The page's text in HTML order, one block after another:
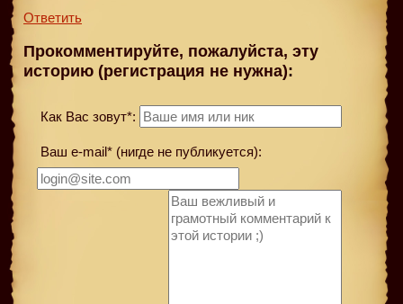
Ответить
Прокомментируйте, пожалуйста, эту
историю (регистрация не нужна):
Как Вас зовут*:
Ваш e-mail* (нигде не публикуется):